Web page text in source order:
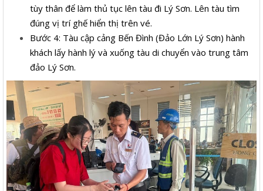
tùy thân để làm thủ tục lên tàu đi Lý Sơn. Lên tàu tìm
đúng vị trí ghế hiển thị trên vé.
Bước 4: Tàu cập cảng Bến Đình (Đảo Lớn Lý Sơn) hành
khách lấy hành lý và xuống tàu di chuyển vào trung tâm
đảo Lý Sơn.